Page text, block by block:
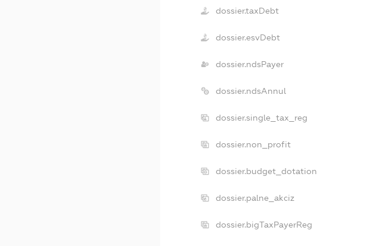
dossier.taxDebt
dossier.esvDebt
dossier.ndsPayer
dossier.ndsAnnul
dossier.single_tax_reg
dossier.non_profit
dossier.budget_dotation
dossier.palne_akciz
dossier.bigTaxPayerReg